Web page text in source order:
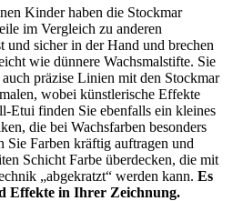
Kinder haben die Stockmar
im Vergleich zu anderen
und sicher in der Hand und brechen
wie dünnere Wachsmalstifte. Sie
präzise Linien mit den Stockmar
wobei künstlerische Effekte
Etui finden Sie ebenfalls ein kleines
die bei Wachsfarben besonders
Sie Farben kräftig auftragen und
Schicht Farbe überdecken, die mit
„abgekratzt“ werden kann. Es
Effekte in Ihrer Zeichnung.